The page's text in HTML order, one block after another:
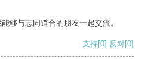
够与志同道合的朋友一起交流。
支持[0] 反对[0]